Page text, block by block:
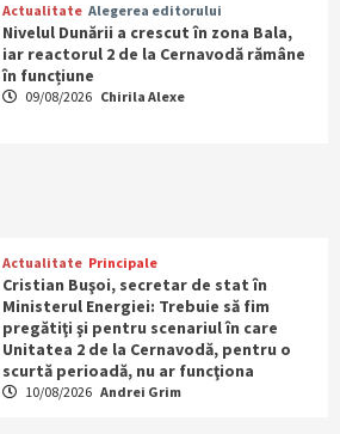
Actualitate Alegerea editorului
Nivelul Dunării a crescut în zona Bala,
iar reactorul 2 de la Cernavodă rămâne
în funcțiune
09/08/2026 Chirila Alexe
Actualitate Principale
Cristian Buşoi, secretar de stat în
Ministerul Energiei: Trebuie să fim
pregătiţi şi pentru scenariul în care
Unitatea 2 de la Cernavodă, pentru o
scurtă perioadă, nu ar funcţiona
10/08/2026 Andrei Grim